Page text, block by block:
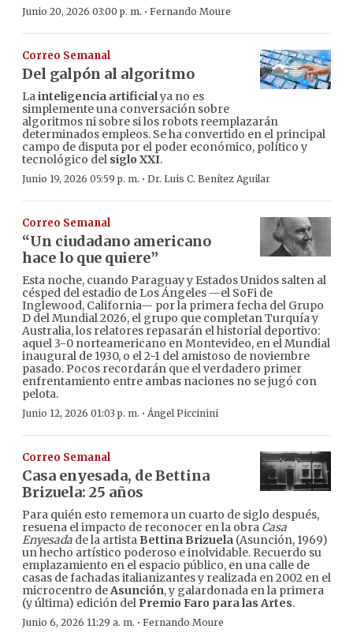
Junio 20, 2026 03:00 p. m. · Fernando Moure
Correo Semanal
Del galpón al algoritmo
La inteligencia artificial ya no es
simplemente una conversación sobre
algoritmos ni sobre si los robots reemplazarán
determinados empleos. Se ha convertido en el principal
campo de disputa por el poder económico, político y
tecnológico del siglo XXI.
Junio 19, 2026 05:59 p. m. · Dr. Luis C. Benítez Aguilar
Correo Semanal
“Un ciudadano americano
hace lo que quiere”
Esta noche, cuando Paraguay y Estados Unidos salten al
césped del estadio de Los Ángeles —el SoFi de
Inglewood, California— por la primera fecha del Grupo
D del Mundial 2026, el grupo que completan Turquía y
Australia, los relatores repasarán el historial deportivo:
aquel 3-0 norteamericano en Montevideo, en el Mundial
inaugural de 1930, o el 2-1 del amistoso de noviembre
pasado. Pocos recordarán que el verdadero primer
enfrentamiento entre ambas naciones no se jugó con
pelota.
Junio 12, 2026 01:03 p. m. · Ángel Piccinini
Correo Semanal
Casa enyesada, de Bettina
Brizuela: 25 años
Para quién esto rememora un cuarto de siglo después,
resuena el impacto de reconocer en la obra Casa
Enyesada de la artista Bettina Brizuela (Asunción, 1969)
un hecho artístico poderoso e inolvidable. Recuerdo su
emplazamiento en el espacio público, en una calle de
casas de fachadas italianizantes y realizada en 2002 en el
microcentro deAsunción, y galardonada en la primera
(y última) edición del Premio Faro para las Artes.
Junio 6, 2026 11:29 a. m. · Fernando Moure